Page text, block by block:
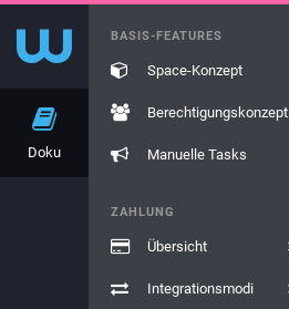
Doku
BASIS-FEATURES
Space-Konzept
Berechtigungskonzept
Manuelle Tasks
ZAHLUNG
Übersicht
Integrationsmodi